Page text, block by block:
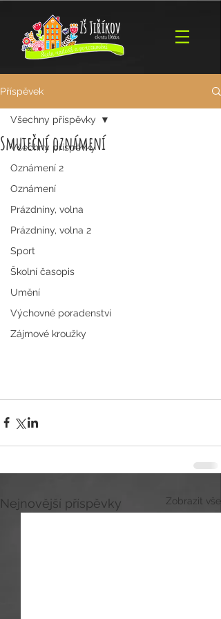
Příspěvek
Všechny příspěvky
Oznámení 2
Oznámení
Prázdniny, volna
Prázdniny, volna 2
Sport
Školní časopis
Umění
Výchovné poradenství
Zájmové kroužky
Všechny příspěvky
Smuteční oznámení
Nejnovější příspěvky Zobrazit vše